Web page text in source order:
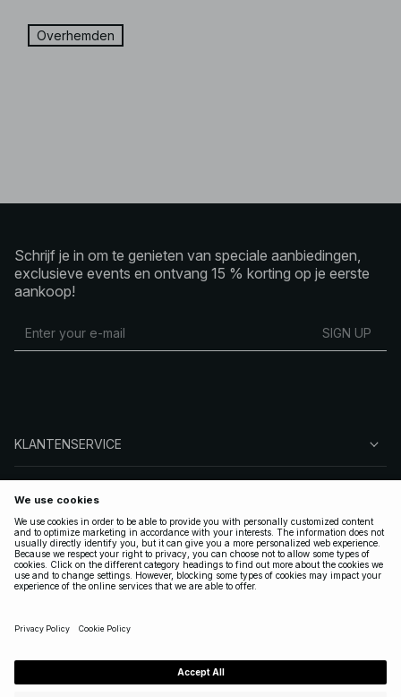
Overhemden
Schrijf je in om te genieten van speciale aanbiedingen,
exclusieve events en ontvang 15 % korting op je eerste
aankoop!
SIGN UP
KLANTENSERVICE
VOLG ONS
LEGAAL
NEDERLANDS